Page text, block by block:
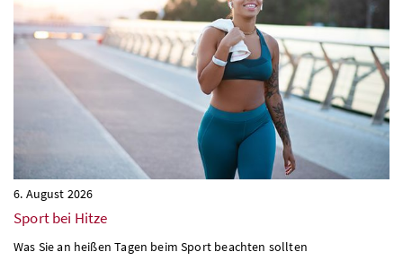
6. August 2026
Sport bei Hitze
Was Sie an heißen Tagen beim Sport beachten sollten